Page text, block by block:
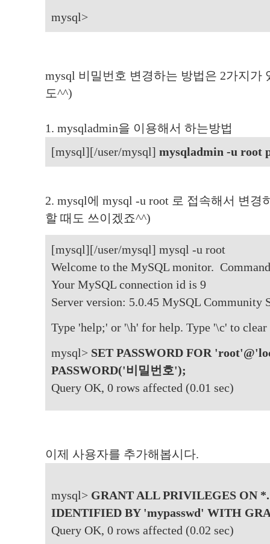
mysql>
mysql 비밀번호 변경하는 방법은 2가지가
도^^)
1. mysqladmin을 이용해서 하는방법
[mysql][/user/mysql] mysqladmin -u root
2. mysql에 mysql -u root 로 접속해서 변
할 때도 쓰이겠죠^^)
[mysql][/user/mysql] mysql -u root
Welcome to the MySQL monitor.
Your MySQL connection id is 9
Server version: 5.0.45 MySQL Community
Type 'help;' or '\h' for help. Type '\c' to
mysql> SET PASSWORD FOR
PASSWORD('비밀번호');
Query OK, 0 rows affected (0.01 sec)
이제 사용자를 추가해봅시다.
mysql> GRANT ALL PRIVILEGES ON
IDENTIFIED BY 'mypasswd' WITH
Query OK, 0 rows affected (0.02 sec)